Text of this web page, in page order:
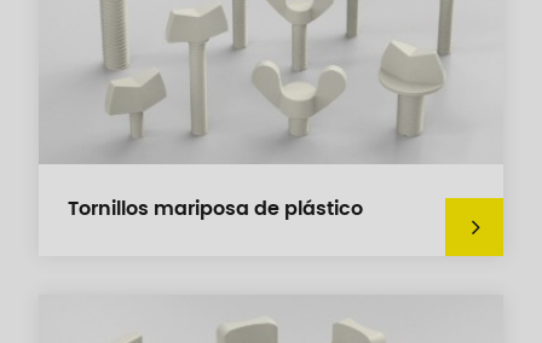
Tornillos mariposa de plástico